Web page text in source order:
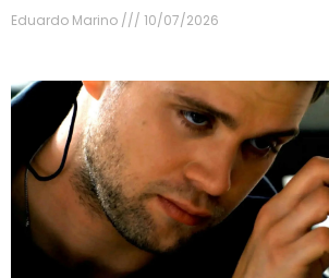
Eduardo Marino 10/07/2026